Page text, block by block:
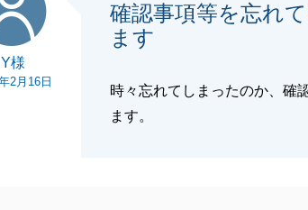
Y様
2月16日
確認事項等を忘れ
ます
時々忘れてしまったのか、確
ます。